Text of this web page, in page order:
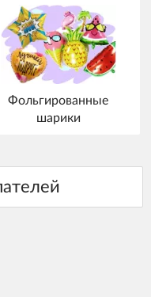
Фольгированные
шарики